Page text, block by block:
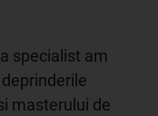
specialist am
masterului de